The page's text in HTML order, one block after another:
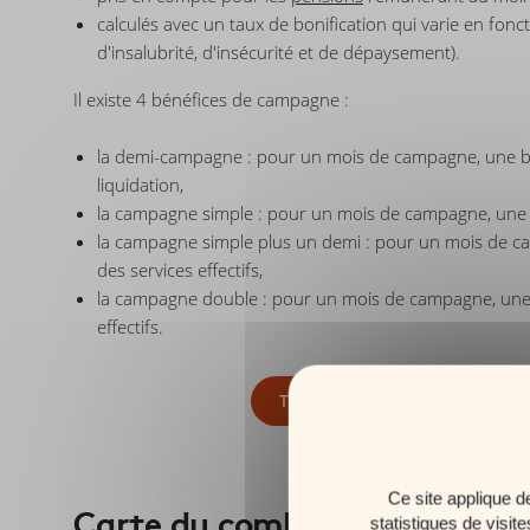
calculés avec un taux de bonification qui varie en
d'insalubrité, d'insécurité et de dépaysement).
Il existe 4 bénéfices de campagne :
la demi-campagne : pour un mois de campagne, une
liquidation,
la campagne simple : pour un mois de campagne,
la campagne simple plus un demi : pour un mois de
des services effectifs,
la campagne double : pour un mois de campagne,
effectifs.
TELECHARGER LE GUIDE SUR LA
Ce site applique
statistiques de